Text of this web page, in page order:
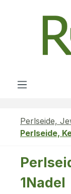
Perlseide,
Perlseide,
1Nadel